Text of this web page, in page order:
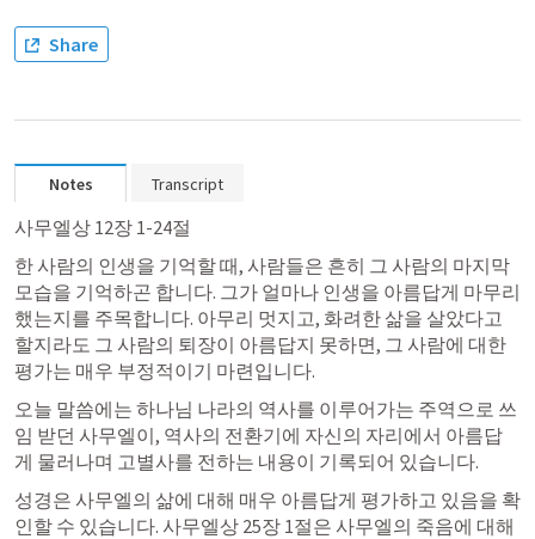
Share
Notes Transcript
사무엘상 12장 1-24절
​한 사람의 인생을 기억할 때, 사람들은 흔히 그 사람의 마지막
모습을 기억하곤 합니다. 그가 얼마나 인생을 아름답게 마무리
했는지를 주목합니다. 아무리 멋지고, 화려한 삶을 살았다고
할지라도 그 사람의 퇴장이 아름답지 못하면, 그 사람에 대한
평가는 매우 부정적이기 마련입니다.​
오늘 말씀에는 하나님 나라의 역사를 이루어가는 주역으로 쓰
임 받던 사무엘이, 역사의 전환기에 자신의 자리에서 아름답
게 물러나며 고별사를 전하는 내용이 기록되어 있습니다.
​성경은 사무엘의 삶에 대해 매우 아름답게 평가하고 있음을 확
인할 수 있습니다. 사무엘상 25장 1절은 사무엘의 죽음에 대해